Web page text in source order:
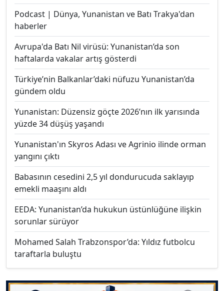
Podcast | Dünya, Yunanistan ve Batı Trakya'dan
haberler
Avrupa'da Batı Nil virüsü: Yunanistan’da son
haftalarda vakalar artış gösterdi
Türkiye’nin Balkanlar’daki nüfuzu Yunanistan’da
gündem oldu
Yunanistan: Düzensiz göçte 2026’nın ilk yarısında
yüzde 34 düşüş yaşandı
Yunanistan'ın Skyros Adası ve Agrinio ilinde orman
yangını çıktı
Babasının cesedini 2,5 yıl dondurucuda saklayıp
emekli maaşını aldı
EEDA: Yunanistan’da hukukun üstünlüğüne ilişkin
sorunlar sürüyor
Mohamed Salah Trabzonspor’da: Yıldız futbolcu
taraftarla buluştu